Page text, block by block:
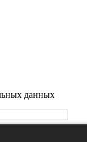
данных